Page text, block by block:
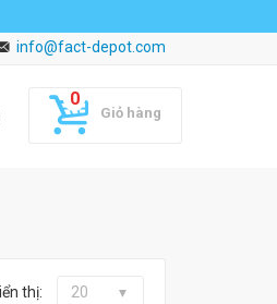
info@fact-depot.com
Giỏ hàng
thị: 20